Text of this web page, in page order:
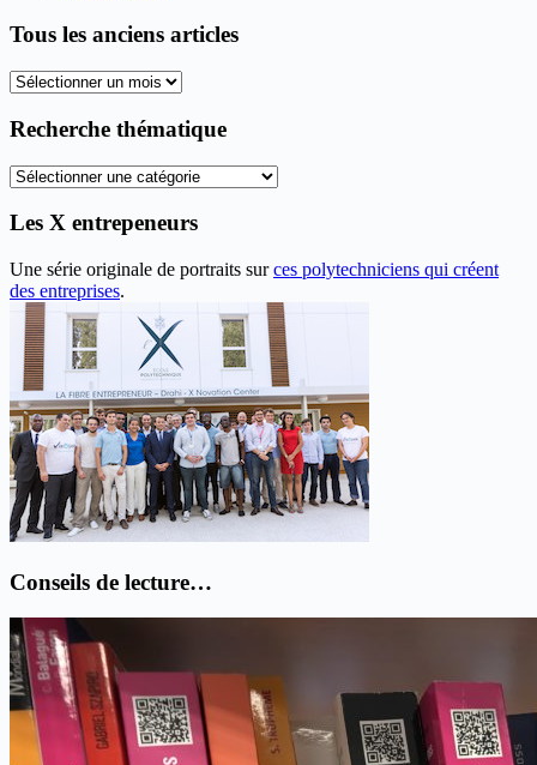
Tous les anciens articles
Tous
anciens
Recherche thématique
Recherche
Les X entrepeneurs
Une série originale de portraits surces polytechniciens qui créent
des entreprises.
Conseils de lecture…